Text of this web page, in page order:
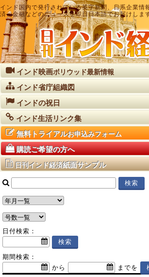
インド国内で発行されている英字新聞、日系企業情
済・金融などのニュースを即日日本語でお届けしま
インド映画ボリウッド最新情報
インド省庁組織図
インドの祝日
インド生活リンク集
無料トライアルお申込みフォーム
購読ご希望の方へ
日刊インド経済紙面サンプル
日付検索：
期間検索：
から
までを